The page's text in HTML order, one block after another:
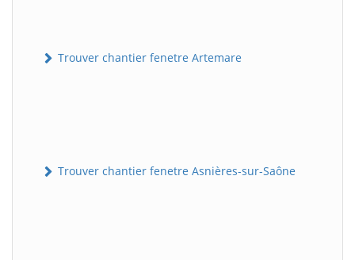
Trouver chantier fenetre Artemare
Trouver chantier fenetre Asnières-sur-Saône